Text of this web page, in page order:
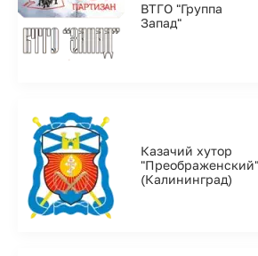
ВТГО "Группа
Запад"
Казачий хутор
"Преображенский"
(Калининград)